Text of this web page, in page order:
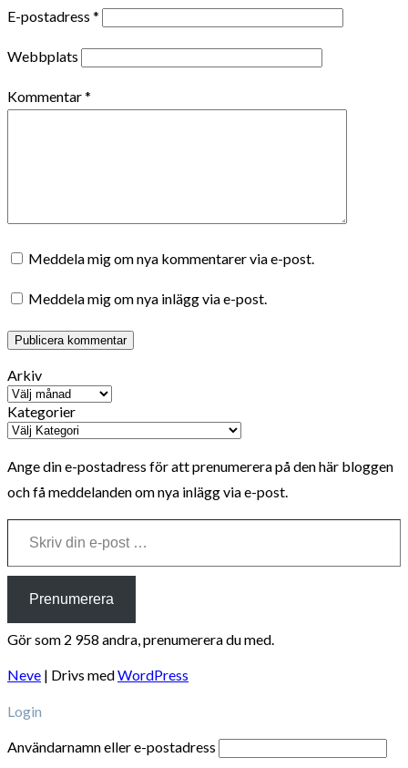
E-postadress *
Webbplats
Kommentar*
Meddela mig om nya kommentarer via e-post.
Meddela mig om nya inlägg via e-post.
Arkiv
Kategorier
Ange din e-postadress för att prenumerera på den här bloggen
och få meddelanden om nya inlägg via e-post.
Skriv din e-post …
Prenumerera
Gör som 2 958 andra, prenumerera du med.
Neve | Drivs medWordPress
Login
Användarnamn eller e-postadress